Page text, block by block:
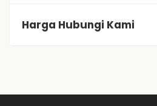
Harga Hubungi Kami